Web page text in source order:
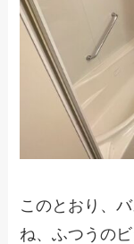
このとおり、
ね、ふつうの